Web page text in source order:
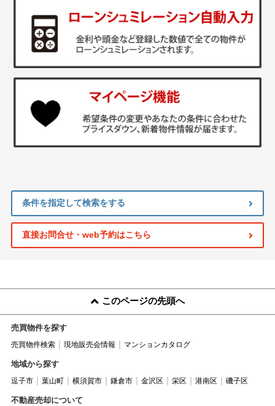
条件を指定して検索をする
直接お問合せ・web予約はこちら
このページの先頭へ
売買物件を探す
売買物件検索 現地販売会情報 マンションカタログ
地域から探す
逗子市 葉山町 横須賀市 鎌倉市 金沢区 栄区 港南区 磯子区
不動産売却について